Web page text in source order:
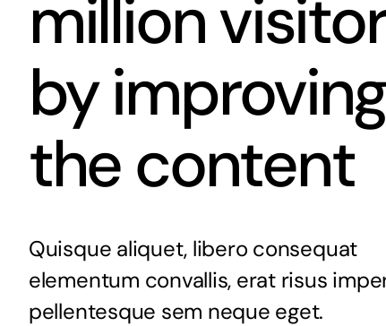
million
by
the content
Quisque aliquet, libero consequat
elementum convallis, erat risus
pellentesque sem neque eget.